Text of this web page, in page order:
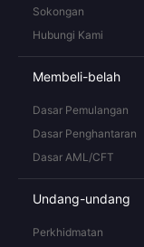
Sokongan
Hubungi Kami
Membeli-belah
Dasar Pemulangan
Dasar Penghantaran
Dasar AML/CFT
Undang-undang
Perkhidmatan